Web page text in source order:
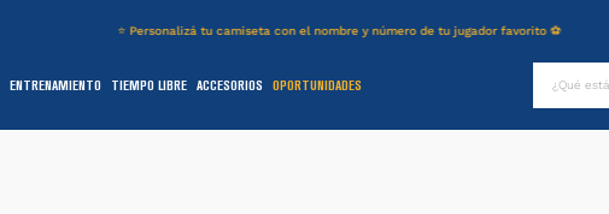
⭐ Personalizá tu camiseta con el nombre y número de tu jugador favorito ⚽
ENTRENAMIENTO TIEMPO LIBRE ACCESORIOS OPORTUNIDADES